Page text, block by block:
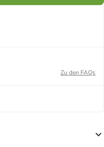
Zu den FAQs